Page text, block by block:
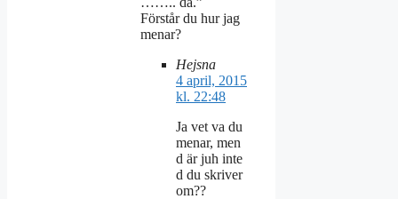
Förstår du hur jag
menar?
Hejsna
4 april, 2015
kl. 22:48
Ja vet va du
menar, men
d är juh inte
d du skriver
om??